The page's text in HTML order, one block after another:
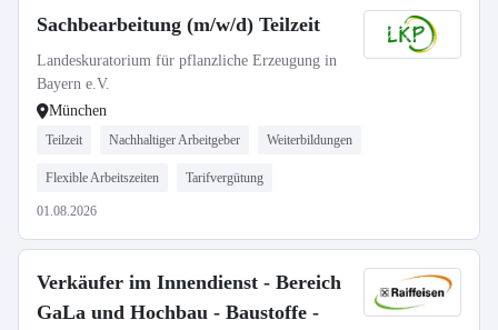
Sachbearbeitung (m/w/d) Teilzeit
Landeskuratorium für pflanzliche Erzeugung in
Bayern e.V.
München
Teilzeit Nachhaltiger Arbeitgeber Weiterbildungen
Flexible Arbeitszeiten Tarifvergütung
01.08.2026
Verkäufer im Innendienst - Bereich
GaLa und Hochbau - Baustoffe -